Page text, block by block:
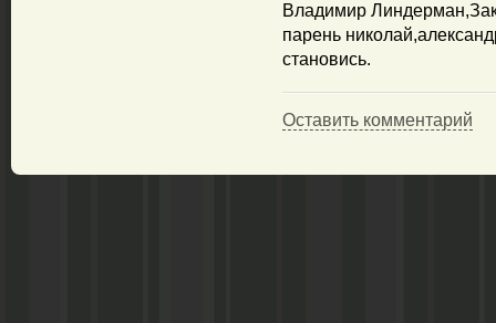
Владимир
парень
становись.
Оставить комментарий